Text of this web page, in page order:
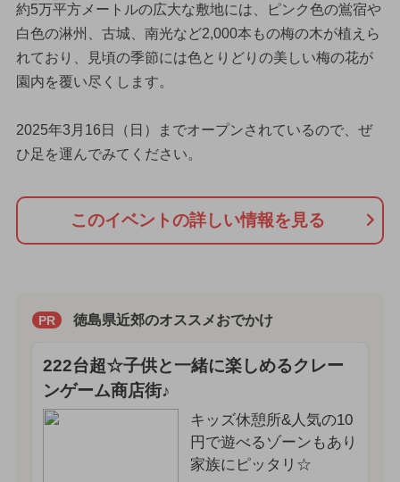
約5万平方メートルの広大な敷地には、ピンク色の鴬宿や
白色の淋州、古城、南光など2,000本もの梅の木が植えら
れており、見頃の季節には色とりどりの美しい梅の花が
園内を覆い尽くします。
2025年3月16日（日）までオープンされているので、ぜ
ひ足を運んでみてください。
このイベントの詳しい情報を見る
PR 徳島県近郊のオススメおでかけ
222台超☆子供と一緒に楽しめるクレー
ンゲーム商店街♪
キッズ休憩所&人気の10
円で遊べるゾーンもあり
家族にピッタリ☆